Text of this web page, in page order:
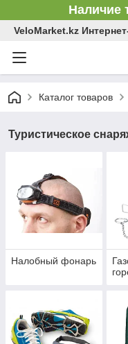
Наличие
VeloMarket.kz
Каталог товаров
Туристическое
Налобный фонарь